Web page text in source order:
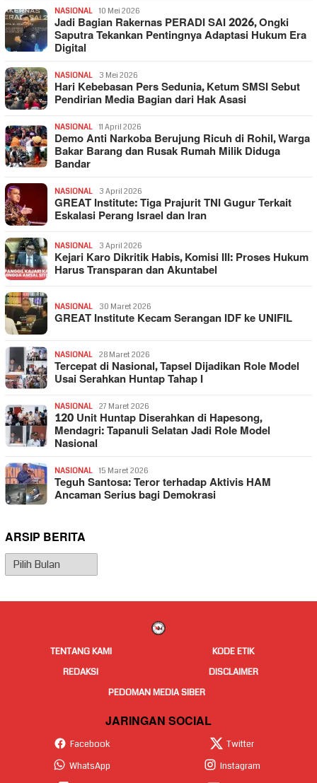
NASIONAL 10 Mei 2026
Jadi Bagian Rakernas PERADI SAI 2026, Ongki
Saputra Tekankan Pentingnya Adaptasi Hukum Era
Digital
NASIONAL 3 Mei 2026
Hari Kebebasan Pers Sedunia, Ketum SMSI Sebut
Pendirian Media Bagian dari Hak Asasi
NASIONAL 11 April 2026
Demo Anti Narkoba Berujung Ricuh di Rohil, Warga
Bakar Barang dan Rusak Rumah Milik Diduga
Bandar
NASIONAL 3 April 2026
GREAT Institute: Tiga Prajurit TNI Gugur Terkait
Eskalasi Perang Israel dan Iran
NASIONAL 3 April 2026
Kejari Karo Dikritik Habis, Komisi III: Proses Hukum
Harus Transparan dan Akuntabel
NASIONAL 30 Maret 2026
GREAT Institute Kecam Serangan IDF ke UNIFIL
NASIONAL 28 Maret 2026
Tercepat di Nasional, Tapsel Dijadikan Role Model
Usai Serahkan Huntap Tahap I
NASIONAL 27 Maret 2026
120 Unit Huntap Diserahkan di Hapesong,
Mendagri: Tapanuli Selatan Jadi Role Model
Nasional
NASIONAL 15 Maret 2026
Teguh Santosa: Teror terhadap Aktivis HAM
Ancaman Serius bagi Demokrasi
ARSIP BERITA
Arsip
Berita
TENTANG KAMI
KODE ETIK
REDAKSI
DISCLAIMER
PEDOMAN MEDIA SIBER
JARINGAN SOCIAL
Facebook
Twitter
WhatsApp
Instagram